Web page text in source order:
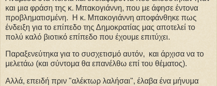
και μια φράση της κ. Μπακογιάννη, που με άφησε έντονα
προβληματισμένη. Η κ. Μπακογιάννη αποφάνθηκε πως
ένδειξη για το επίπεδο της Δημοκρατίας μας αποτελεί το
πολύ καλό βιοτικό επίπεδο που έχουμε επιτύχει.
Παραξενεύτηκα για το συσχετισμό αυτόν, και άρχισα να το
μελετάω (και σύντομα θα επανέλθω επί του θέματος).
Αλλά, επειδή πριν "αλέκτωρ λαλήσαι", έλαβα ένα μήνυμα